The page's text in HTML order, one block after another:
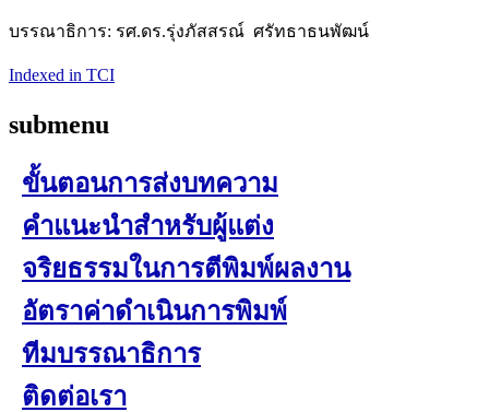
บรรณาธิการ: รศ.ดร.รุ่งภัสสรณ์ ศรัทธาธนพัฒน์
Indexed in TCI
submenu
ขั้นตอนการส่งบทความ
คำแนะนำสำหรับผู้แต่ง
จริยธรรมในการตีพิมพ์ผลงาน
อัตราค่าดำเนินการพิมพ์
ทีมบรรณาธิการ
ติดต่อเรา